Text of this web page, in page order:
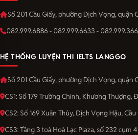
Số 201 Cầu Giấy, phường Dịch Vọng, quận
082.999.6886 - 082.999.6633 -
HỆ THỐNG LUYỆN THI IELTS LANGGO
Số 201 Cầu Giấy, phường Dịch Vọng, quận
CS1: Số 179 Trường Chinh, Khương Thượng,
CS2: Số 169 Xuân Thủy, Dịch Vọng Hậu, Cầu
CS3: Tầng 3 toà Hoà Lạc Plaza, số 232 cụm